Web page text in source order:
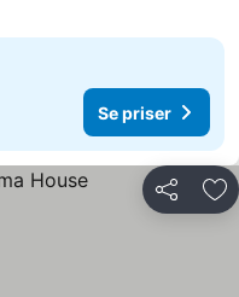
Se priser
Del